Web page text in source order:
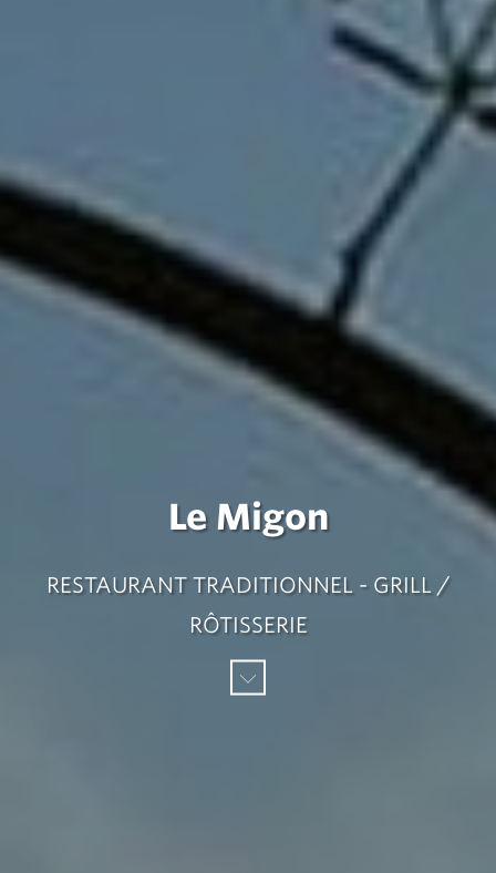
Le Migon
RESTAURANT TRADITIONNEL - GRILL /
RÔTISSERIE